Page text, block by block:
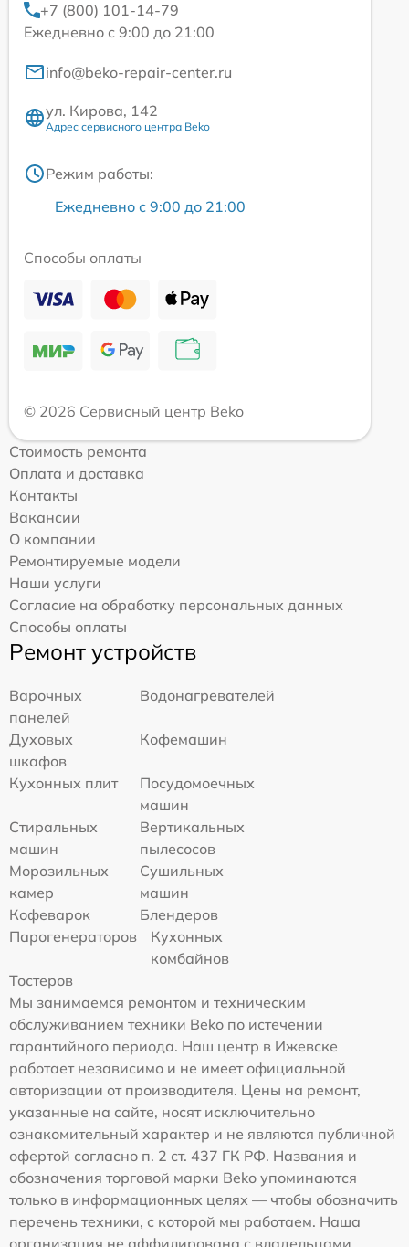
+7 (800) 101-14-79
Ежедневно с 9:00 до 21:00
info@beko-repair-center.ru
ул. Кирова, 142
Адрес сервисного центра Beko
Режим работы:
Ежедневно с 9:00 до 21:00
Способы оплаты
© 2026 Сервисный центр Beko
Стоимость ремонта
Оплата и доставка
Контакты
Вакансии
О компании
Ремонтируемые модели
Наши услуги
Согласие на обработку персональных данных
Способы оплаты
Ремонт устройств
Варочных
панелей
Водонагревателей
Духовых
шкафов
Кофемашин
Кухонных плит
Посудомоечных
машин
Стиральных
машин
Вертикальных
пылесосов
Морозильных
камер
Сушильных
машин
Кофеварок
Блендеров
Парогенераторов
Кухонных
комбайнов
Тостеров
Мы занимаемся ремонтом и техническим
обслуживанием техники Beko по истечении
гарантийного периода. Наш центр в Ижевске
работает независимо и не имеет официальной
авторизации от производителя. Цены на ремонт,
указанные на сайте, носят исключительно
ознакомительный характер и не являются публичной
офертой согласно п. 2 ст. 437 ГК РФ. Названия и
обозначения торговой марки Beko упоминаются
только в информационных целях — чтобы обозначить
перечень техники, с которой мы работаем. Наша
организация не аффилирована с владельцами